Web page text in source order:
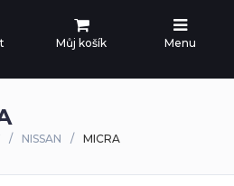
Můj košík Menu
NISSAN MICRA